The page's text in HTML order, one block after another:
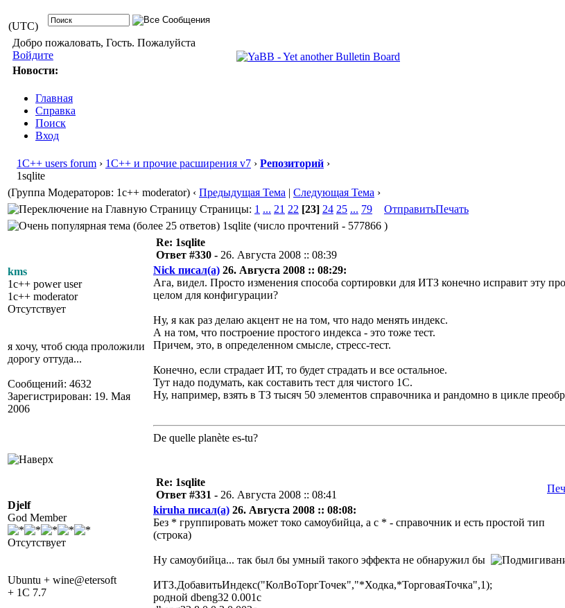
(UTC)
Добро пожаловать, Гость. Пожалуйста
Войдите
Новости:
Главная
Справка
Поиск
Вход
1С++ users forum › 1С++ и прочие расширения v7 › Репозиторий ›
1sqlite
(Группа Модераторов: 1c++ moderator) ‹ Предыдущая Тема | Следующая Тема ›
Страницы: 1 ... 21 22 [23] 24 25 ... 79 ОтправитьПечать
1sqlite (число прочтений - 577866 )
kms
1c++ power user
1c++ moderator
Отсутствует
я хочу, чтоб сюда проложили
дорогу оттуда...
Сообщений: 4632
Зарегистрирован: 19. Мая
2006
Re: 1sqlite
Ответ #330 - 26. Августа 2008 :: 08:39
Nick писал(а) 26. Августа 2008 :: 08:29:
Ага, видел. Просто изменения способа сортировки для ИТЗ конечно исправит эту
целом для конфигурации?
Ну, я как раз делаю акцент не на том, что надо менять индекс.
А на том, что построение простого индекса - это тоже тест.
Причем, это, в определенном смысле, стресс-тест.
Конечно, если страдает ИТ, то будет страдать и все остальное.
Тут надо подумать, как составить тест для чистого 1С.
Ну, например, взять в ТЗ тысяч 50 элементов справочника и рандомно в цикле
De quelle planète es-tu?
Djelf
God Member
Отсутствует
Ubuntu + wine@etersoft
+ 1C 7.7
Re: 1sqlite
Ответ #331 - 26. Августа 2008 :: 08:41
kiruha писал(а) 26. Августа 2008 :: 08:08:
Без * группировать может токо самоубийца, а с * - справочник и есть простой тип
(строка)
Ну самоубийца... так был бы умный такого эффекта не обнаружил бы
ИТЗ.ДобавитьИндекс("КолВоТоргТочек","*Ходка,*ТорговаяТочка",1);
родной dbeng32 0.001с